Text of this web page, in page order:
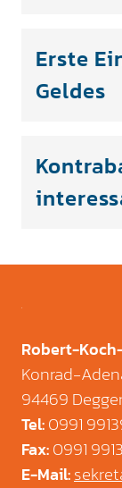
Erste
Geldes
Robert-
Konrad-
94469
Tel:0991
Fax:0991
E-Mail: